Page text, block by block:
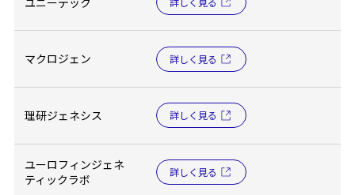
マクロジェン 詳しく見る
理研ジェネシス 詳しく見る
ユーロフィンジェネ
ティックラボ
詳しく見る